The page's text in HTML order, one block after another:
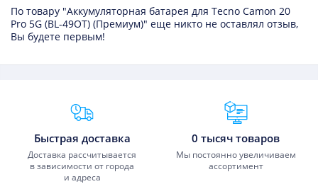
По товару "Аккумуляторная батарея для Tecno Camon 20
Pro 5G (BL-49OT) (Премиум)" еще никто не оставлял отзыв,
Вы будете первым!
Преимущества Fixmobile
Быстрая доставка
Доставка рассчитывается
в зависимости от города
и адреса
0 тысяч товаров
Мы постоянно увеличиваем
ассортимент